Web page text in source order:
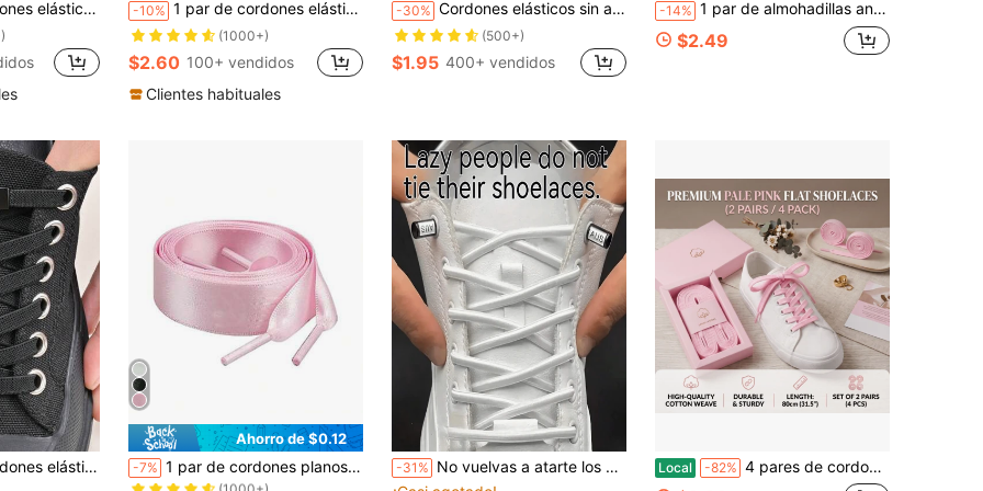
y zapatos casuales, zapatos blancos, zapatos de baloncesto, ideas de regalo de invierno -10% 1 par de cordones elásticos sin nudo con hebilla de diamante artificial, unicolor, estilo clásico
(1000+)
$2.60 100+ vendidos
Clientes habituales
-30% Cordones elásticos sin atar, cordones planos, adecuados para zapatos deportivos de hombres y mujeres. Cordones rápidos y holgados con cierre de metal, cordones, accesorios para zapatillas, zapatos casuales
(500+)
$1.95 400+ vendidos
-14% 1 par de almohadillas antideslizantes con forma de diamante, recortables, resistentes al desgaste, protectoras de suela de zapato antideslizantes adecuadas para tacones altos, mocasines, sandalias, botas y talla grande
$2.49
zapatillas y zapatos deportivos, zapatos casuales, ideas de regalo de accesorios para zapatos
en Principales Crecimientos Semanales Cordones de
Ahorro de $0.12
-7% 1 par de cordones planos de cinta de satén, cordones de seda coloridos y anchos para zapatillas, patines, botas y calzado deportivo, para uso diario y estilo Y2K en verano
¡Casi agotado!
(1000+) -31% No vuelvas a atarte los zapatos - 1 par de cordones elásticos sin atar de 100 cm/39,4 pulgadas que se ajusta a todos los adultos y niños. (Tenga en cuenta que debido a diferentes ajustes del monitor, puede haber ligeras variaciones de color con respecto a la imagen)
Local -82% 4 pares de cordones planos para zapatillas deportivas, cordones para calzado deportivo